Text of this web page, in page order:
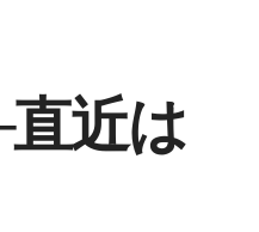
近は